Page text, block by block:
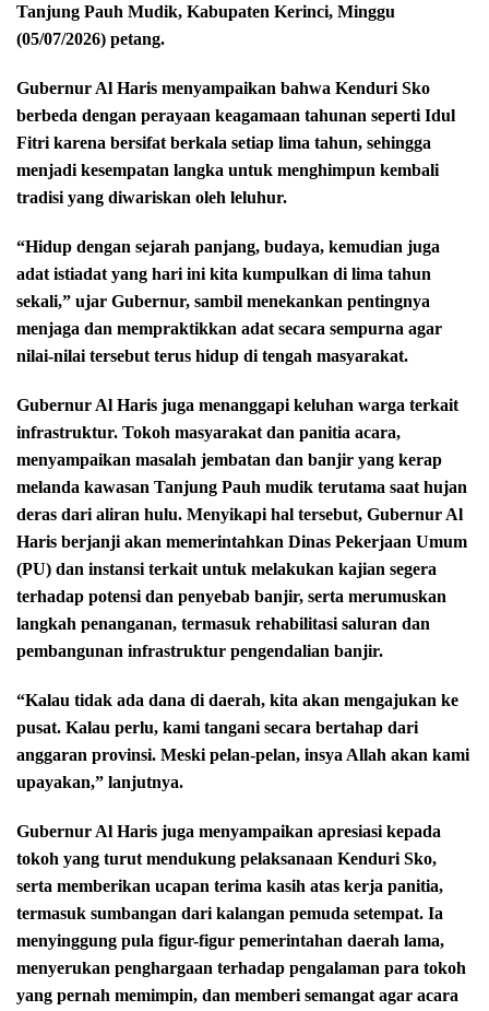
Tanjung Pauh Mudik, Kabupaten Kerinci, Minggu
(05/07/2026) petang.
Gubernur Al Haris menyampaikan bahwa Kenduri Sko
berbeda dengan perayaan keagamaan tahunan seperti Idul
Fitri karena bersifat berkala setiap lima tahun, sehingga
menjadi kesempatan langka untuk menghimpun kembali
tradisi yang diwariskan oleh leluhur.
“Hidup dengan sejarah panjang, budaya, kemudian juga
adat istiadat yang hari ini kita kumpulkan di lima tahun
sekali,” ujar Gubernur, sambil menekankan pentingnya
menjaga dan mempraktikkan adat secara sempurna agar
nilai-nilai tersebut terus hidup di tengah masyarakat.
Gubernur Al Haris juga menanggapi keluhan warga terkait
infrastruktur. Tokoh masyarakat dan panitia acara,
menyampaikan masalah jembatan dan banjir yang kerap
melanda kawasan Tanjung Pauh mudik terutama saat hujan
deras dari aliran hulu. Menyikapi hal tersebut, Gubernur Al
Haris berjanji akan memerintahkan Dinas Pekerjaan Umum
(PU) dan instansi terkait untuk melakukan kajian segera
terhadap potensi dan penyebab banjir, serta merumuskan
langkah penanganan, termasuk rehabilitasi saluran dan
pembangunan infrastruktur pengendalian banjir.
“Kalau tidak ada dana di daerah, kita akan mengajukan ke
pusat. Kalau perlu, kami tangani secara bertahap dari
anggaran provinsi. Meski pelan-pelan, insya Allah akan kami
upayakan,” lanjutnya.
Gubernur Al Haris juga menyampaikan apresiasi kepada
tokoh yang turut mendukung pelaksanaan Kenduri Sko,
serta memberikan ucapan terima kasih atas kerja panitia,
termasuk sumbangan dari kalangan pemuda setempat. Ia
menyinggung pula figur-figur pemerintahan daerah lama,
menyerukan penghargaan terhadap pengalaman para tokoh
yang pernah memimpin, dan memberi semangat agar acara